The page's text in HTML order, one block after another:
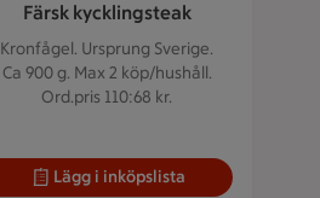
Färsk kycklingsteak
Kronfågel. Ursprung Sverige.
Ca 900 g. Max 2 köp/hushåll.
Ord.pris 110:68 kr.
Lägg i inköpslista